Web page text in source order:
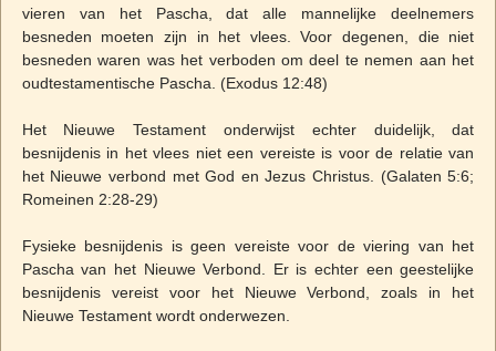
vieren van het Pascha, dat alle mannelijke deelnemers
besneden moeten zijn in het vlees. Voor degenen, die niet
besneden waren was het verboden om deel te nemen aan het
oudtestamentische Pascha. (Exodus 12:48)
Het Nieuwe Testament onderwijst echter duidelijk, dat
besnijdenis in het vlees niet een vereiste is voor de relatie van
het Nieuwe verbond met God en Jezus Christus. (Galaten 5:6;
Romeinen 2:28-29)
Fysieke besnijdenis is geen vereiste voor de viering van het
Pascha van het Nieuwe Verbond. Er is echter een geestelijke
besnijdenis vereist voor het Nieuwe Verbond, zoals in het
Nieuwe Testament wordt onderwezen.